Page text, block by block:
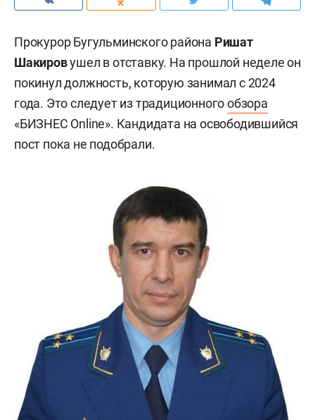
Прокурор Бугульминского района Ришат
Шакировушел в отставку. На прошлой неделе он
покинул должность, которую занимал с 2024
года. Это следует из традиционногообзора
«БИЗНЕС Online». Кандидата на освободившийся
пост пока не подобрали.